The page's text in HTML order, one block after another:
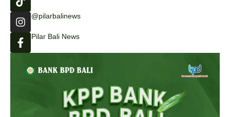
@pilarbalinews
Pilar Bali News